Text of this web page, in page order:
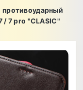
противоударный
/ 7 pro "CLASIC"